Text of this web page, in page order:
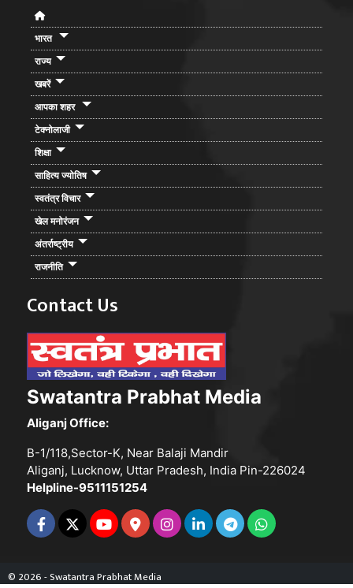
भारत
राज्य
खबरें
आपका शहर
टेक्नोलाजी
शिक्षा
साहित्य ज्योतिष
स्वतंत्र विचार
खेल मनोरंजन
अंतर्राष्ट्रीय
राजनीति
Contact Us
Swatantra Prabhat Media
Aliganj Office:
B-1/118,Sector-K, Near Balaji Mandir
Aliganj, Lucknow, Uttar Pradesh, India Pin-226024
Helpline-9511151254
© 2026 - Swatantra Prabhat Media